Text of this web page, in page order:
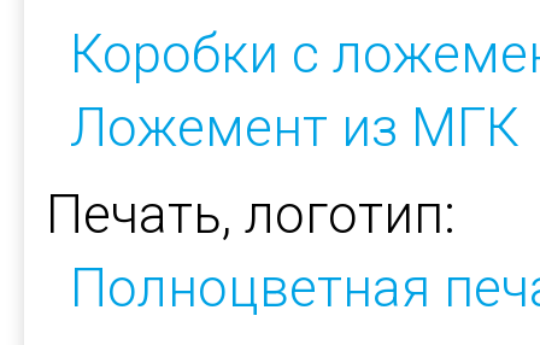
Коробки с
Ложемент из МГК
Печать, логотип:
Полноцветная